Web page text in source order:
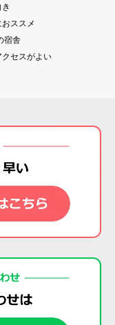
ススメ
宿舎
セスがよい